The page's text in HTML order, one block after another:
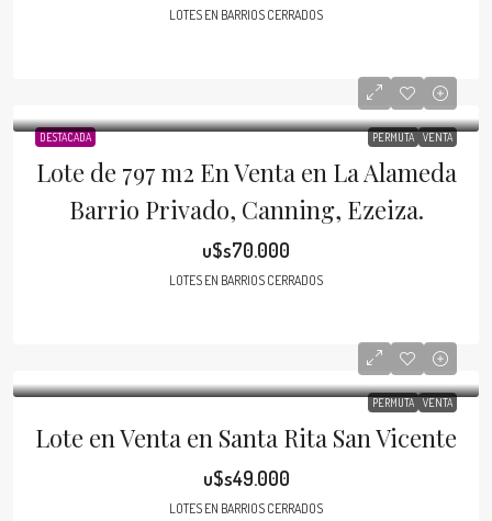
LOTES EN BARRIOS CERRADOS
DESTACADA PERMUTA VENTA
Lote de 797 m2 En Venta en La Alameda
Barrio Privado, Canning, Ezeiza.
u$s70.000
LOTES EN BARRIOS CERRADOS
PERMUTA VENTA
Lote en Venta en Santa Rita San Vicente
u$s49.000
LOTES EN BARRIOS CERRADOS